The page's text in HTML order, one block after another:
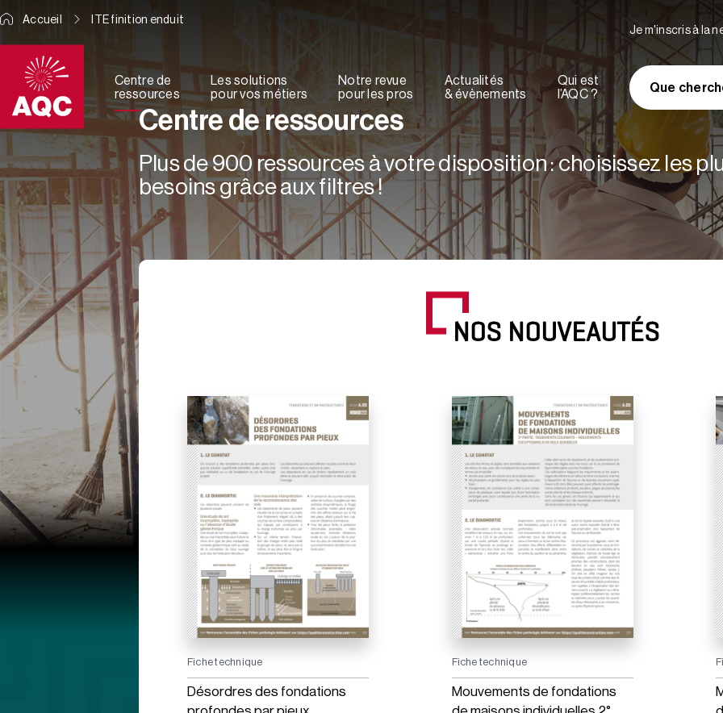
Centre de
ressources
Les solutions
pour vos métiers
Notre revue
pour les pros
Actualités
& évènements
Qui est
l’AQC ?
Je m'inscris à la
Que
Accueil ITE finition enduit
Centre de ressources
Plus de 900 ressources à votre disposition : choisissez les
besoins grâce aux filtres !
NOS NOUVEAUTÉS
Fiche technique
Désordres des fondations
Fiche technique
Mouvements de fondations